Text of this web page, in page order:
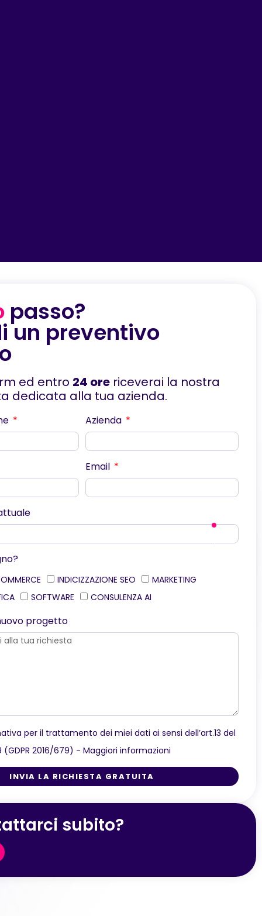
passo?
un preventivo
ed entro 24 orericeverai la nostra
dedicata alla tua azienda.
Azienda
Email
INDICIZZAZIONE SEO
MARKETING
SOFTWARE CONSULENZA AI
progetto
per il trattamento dei miei dati ai sensi dell’art.13 del
(GDPR 2016/679) - Maggiori informazioni
INVIA LA RICHIESTA GRATUITA
subito?